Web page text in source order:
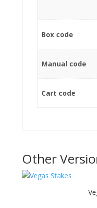
Box code
Manual code
Cart code
Other